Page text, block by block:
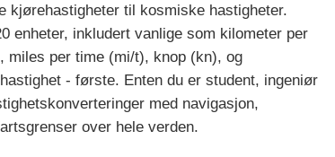
kjørehastigheter til kosmiske hastigheter.
enheter, inkludert vanlige som kilometer per
miles per time (mi/t), knop (kn), og
- første. Enten du er student, ingeniør
med navigasjon,
over hele verden.